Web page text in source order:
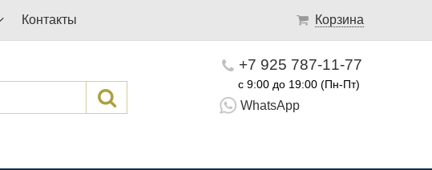
Контакты Корзина
+7 925 787-11-77
с 9:00 до 19:00 (Пн-Пт)
WhatsApp